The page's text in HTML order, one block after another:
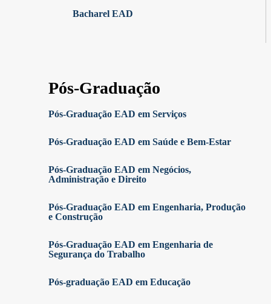
Bacharel EAD
Pós-Graduação
Pós-Graduação EAD em Serviços
Pós-Graduação EAD em Saúde e Bem-Estar
Pós-Graduação EAD em Negócios,
Administração e Direito
Pós-Graduação EAD em Engenharia, Produção
e Construção
Pós-Graduação EAD em Engenharia de
Segurança do Trabalho
Pós-graduação EAD em Educação